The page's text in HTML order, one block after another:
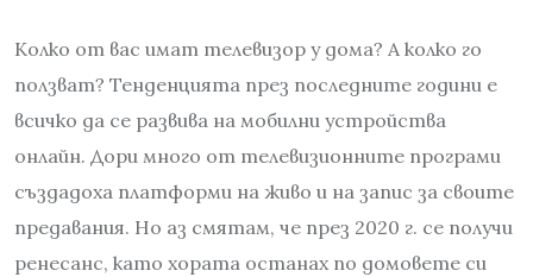
Колко от вас имат телевизор у дома? А колко го
ползват? Тенденцията през последните години е
всичко да се развива на мобилни устройства
онлайн. Дори много от телевизионните програми
създадоха платформи на живо и на запис за своите
предавания. Но аз смятам, че през 2020 г. се получи
ренесанс, като хората останах по домовете си